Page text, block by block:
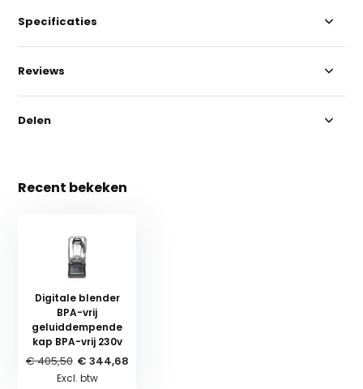
Specificaties
Reviews
Delen
Recent bekeken
Digitale blender
BPA-vrij
geluiddempende
kap BPA-vrij 230v
€ 405,50 € 344,68
Excl. btw